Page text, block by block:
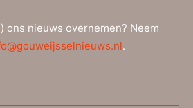
ons nieuws overnemen? Neem
.